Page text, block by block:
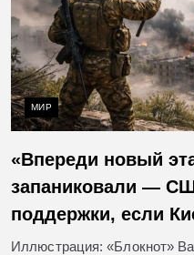
МИР
«Впереди новый
запаниковали —
поддержки, если
Иллюстрация: «Блокнот»